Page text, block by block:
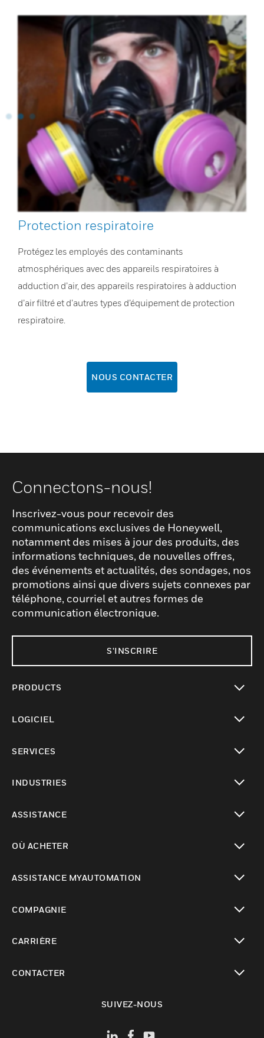
Protection respiratoire
Protégez les employés des contaminants
atmosphériques avec des appareils respiratoires à
adduction d’air, des appareils respiratoires à adduction
d’air filtré et d’autres types d’équipement de protection
respiratoire.
NOUS CONTACTER
Connectons-nous!
Inscrivez-vous pour recevoir des
communications exclusives de Honeywell,
notamment des mises à jour des produits, des
informations techniques, de nouvelles offres,
des événements et actualités, des sondages, nos
promotions ainsi que divers sujets connexes par
téléphone, courriel et autres formes de
communication électronique.
S'INSCRIRE
PRODUCTS
LOGICIEL
SERVICES
INDUSTRIES
ASSISTANCE
OÙ ACHETER
ASSISTANCE MYAUTOMATION
COMPAGNIE
CARRIÈRE
CONTACTER
SUIVEZ-NOUS